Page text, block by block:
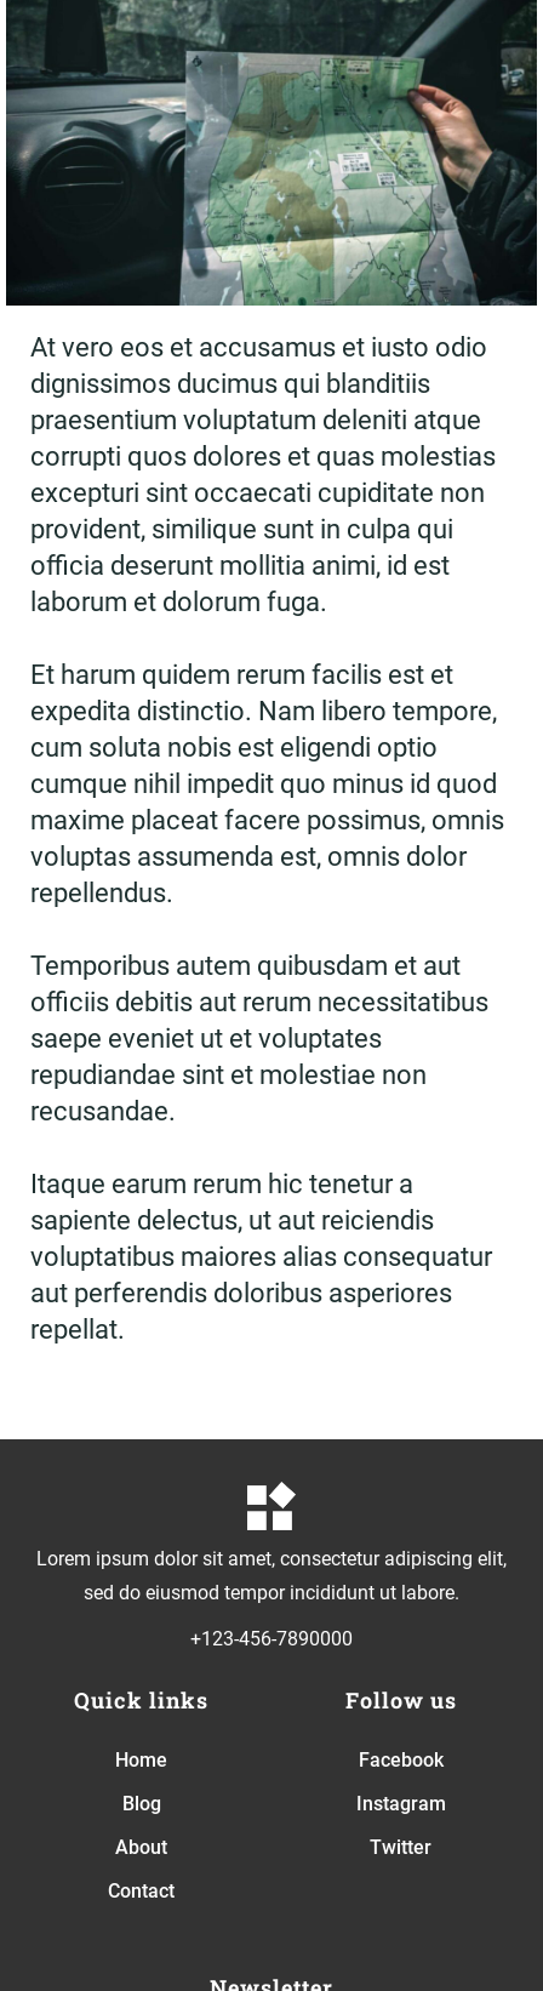
At vero eos et accusamus et iusto odio
dignissimos ducimus qui blanditiis
praesentium voluptatum deleniti atque
corrupti quos dolores et quas molestias
excepturi sint occaecati cupiditate non
provident, similique sunt in culpa qui
officia deserunt mollitia animi, id est
laborum et dolorum fuga.
Et harum quidem rerum facilis est et
expedita distinctio. Nam libero tempore,
cum soluta nobis est eligendi optio
cumque nihil impedit quo minus id quod
maxime placeat facere possimus, omnis
voluptas assumenda est, omnis dolor
repellendus.
Temporibus autem quibusdam et aut
officiis debitis aut rerum necessitatibus
saepe eveniet ut et voluptates
repudiandae sint et molestiae non
recusandae.
Itaque earum rerum hic tenetur a
sapiente delectus, ut aut reiciendis
voluptatibus maiores alias consequatur
aut perferendis doloribus asperiores
repellat.
Lorem ipsum dolor sit amet, consectetur adipiscing elit,
sed do eiusmod tempor incididunt ut labore.
+123-456-7890000
Quick links
Home
Blog
About
Contact
Follow us
Facebook
Instagram
Twitter